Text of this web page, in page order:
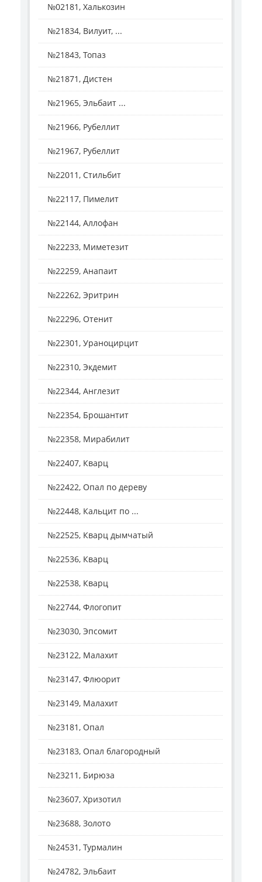
№02181, Халькозин
№21834, Вилуит, ...
№21843, Топаз
№21871, Дистен
№21965, Эльбаит ...
№21966, Рубеллит
№21967, Рубеллит
№22011, Стильбит
№22117, Пимелит
№22144, Аллофан
№22233, Миметезит
№22259, Анапаит
№22262, Эритрин
№22296, Отенит
№22301, Ураноцирцит
№22310, Экдемит
№22344, Англезит
№22354, Брошантит
№22358, Мирабилит
№22407, Кварц
№22422, Опал по дереву
№22448, Кальцит по ...
№22525, Кварц дымчатый
№22536, Кварц
№22538, Кварц
№22744, Флогопит
№23030, Эпсомит
№23122, Малахит
№23147, Флюорит
№23149, Малахит
№23181, Опал
№23183, Опал благородный
№23211, Бирюза
№23607, Хризотил
№23688, Золото
№24531, Турмалин
№24782, Эльбаит